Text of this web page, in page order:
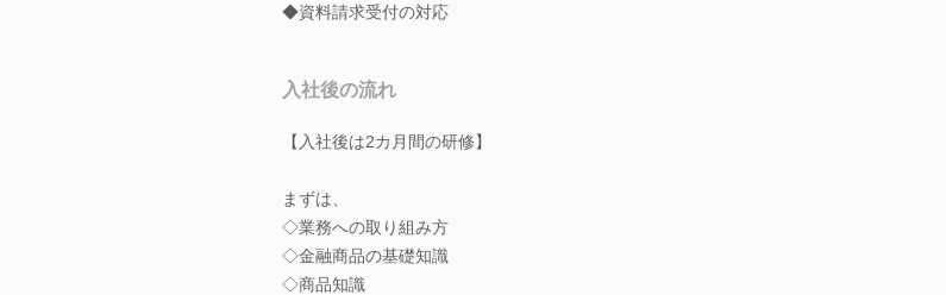
◆資料請求受付の対応
入社後の流れ
【入社後は2カ月間の研修】
まずは、
◇業務への取り組み方
◇金融商品の基礎知識
◇商品知識